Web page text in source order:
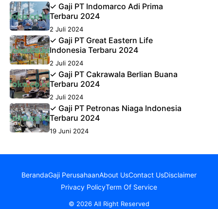
✓ Gaji PT Indomarco Adi Prima
Terbaru 2024
2 Juli 2024
✓ Gaji PT Great Eastern Life
Indonesia Terbaru 2024
2 Juli 2024
✓ Gaji PT Cakrawala Berlian Buana
Terbaru 2024
2 Juli 2024
✓ Gaji PT Petronas Niaga Indonesia
Terbaru 2024
19 Juni 2024
BerandaGaji PerusahaanAbout UsContact UsDisclaimer
Privacy PolicyTerm Of Service
© 2026 All Right Reserved